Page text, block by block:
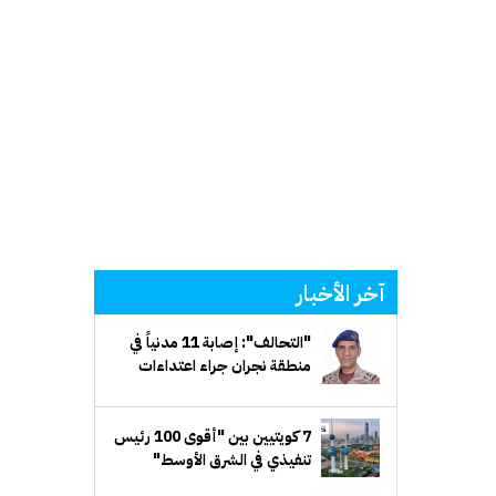
آخر الأخبار
"التحالف": إصابة 11 مدنياً في
منطقة نجران جراء اعتداءات
7 كويتيين بين "أقوى 100 رئيس
تنفيذي في الشرق الأوسط"